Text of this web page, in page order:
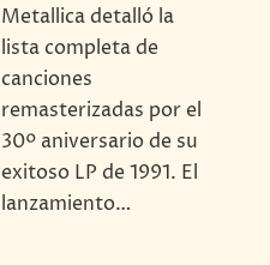
Metallica detalló la
lista completa de
canciones
remasterizadas por el
30º aniversario de su
exitoso LP de 1991. El
lanzamiento…